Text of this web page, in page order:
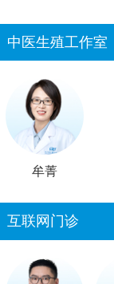
中医生殖工作室
牟菁
互联网门诊